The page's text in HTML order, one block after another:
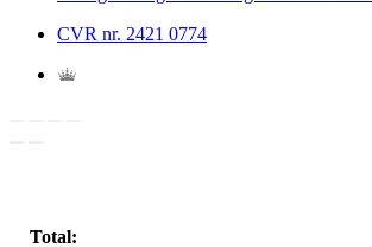
Total:
CVR nr. 2421 0774